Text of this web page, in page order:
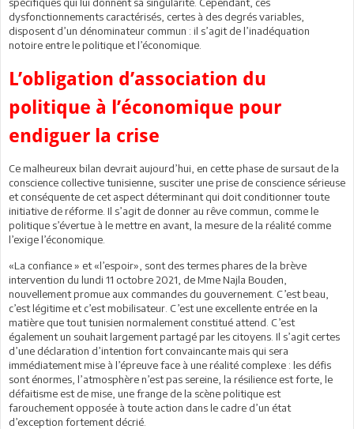
dysfonctionnements caractérisés, certes à des degrés variables,
disposent d’un dénominateur commun : il s’agit de l’inadéquation
notoire entre le politique et l’économique.
L’obligation d’association du
politique à l’économique pour
endiguer la crise
Ce malheureux bilan devrait aujourd’hui, en cette phase de sursaut de la
conscience collective tunisienne, susciter une prise de conscience sérieuse
et conséquente de cet aspect déterminant qui doit conditionner toute
initiative de réforme. Il s’agit de donner au rêve commun, comme le
politique s’évertue à le mettre en avant, la mesure de la réalité comme
l’exige l’économique.
«La confiance » et «l’espoir», sont des termes phares de la brève
intervention du lundi 11 octobre 2021, de Mme Najla Bouden,
nouvellement promue aux commandes du gouvernement. C’est beau,
c’est légitime et c’est mobilisateur. C’est une excellente entrée en la
matière que tout tunisien normalement constitué attend. C’est
également un souhait largement partagé par les citoyens. Il s’agit certes
d’une déclaration d’intention fort convaincante mais qui sera
immédiatement mise à l’épreuve face à une réalité complexe : les défis
sont énormes, l’atmosphère n’est pas sereine, la résilience est forte, le
défaitisme est de mise, une frange de la scène politique est
farouchement opposée à toute action dans le cadre d’un état
d’exception fortement décrié.